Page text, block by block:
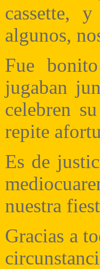
cassette,
algunos,
Fue
jugaban
celebren
repite
Es de
nuestra
Gracias a